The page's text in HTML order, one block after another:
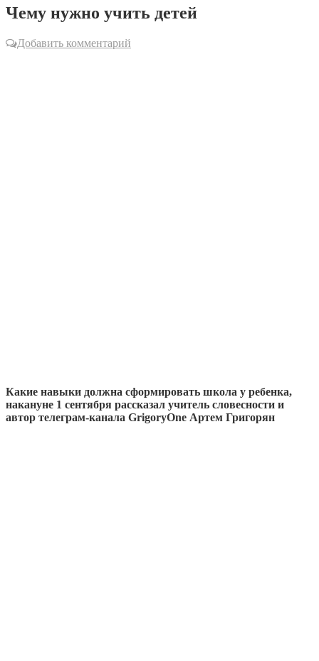
Чему нужно учить детей
Добавить комментарий
Какие навыки должна сформировать школа у ребенка,
накануне 1 сентября рассказал учитель словесности и
автор телеграм-канала GrigoryOne Артем Григорян